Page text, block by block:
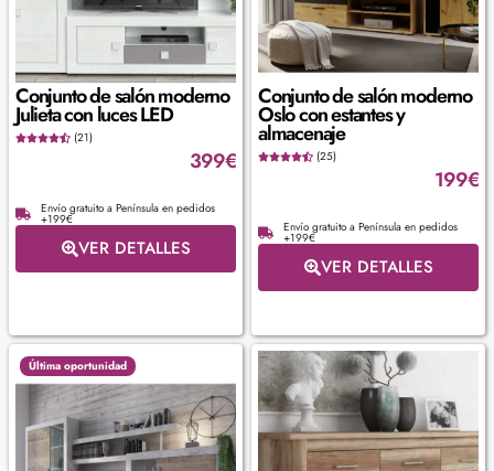
Conjunto de salón moderno
Julieta con luces LED
(21)
399€
Envío gratuito a Península en pedidos
+199€
VER DETALLES
Conjunto de salón moderno
Oslo con estantes y
almacenaje
(25)
199€
Envío gratuito a Península en pedidos
+199€
VER DETALLES
Última oportunidad